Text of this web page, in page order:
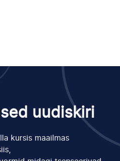
uudiskiri
kursis maailmas